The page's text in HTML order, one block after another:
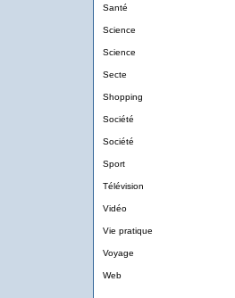
Santé
Science
Science
Secte
Shopping
Société
Société
Sport
Télévision
Vidéo
Vie pratique
Voyage
Web